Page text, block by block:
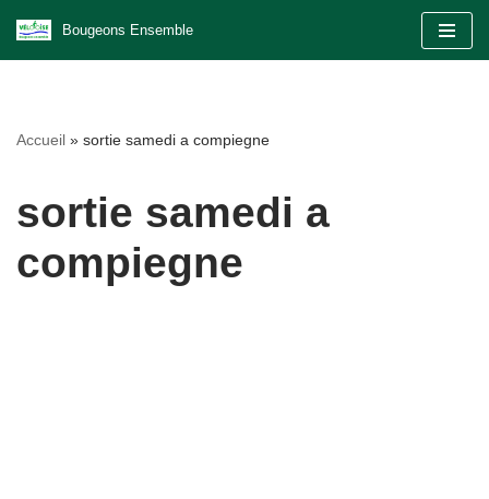
Aller
Bougeons Ensemble
Accueil » sortie samedi a compiegne
sortie samedi a
compiegne